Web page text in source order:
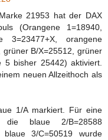
21953 hat der DAX
(Orangene 1=18940,
3=23477+X, orangene
B/X=25512, grüner
5 bisher 25442) aktiviert.
neuen Allzeithoch als
1/A markiert. Für eine
die blaue 2/B=28588
3/C=50519 wurde